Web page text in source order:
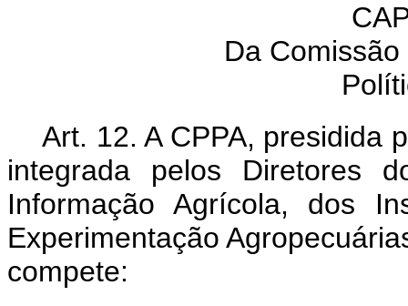
Da
Art. 12. A CPPA, presidida
integrada pelos Diretores
Informação Agrícola, dos
Experimentação
compete: